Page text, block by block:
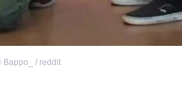
Bappo_ / reddit